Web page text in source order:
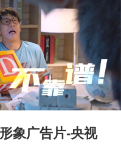
象广告片-央视